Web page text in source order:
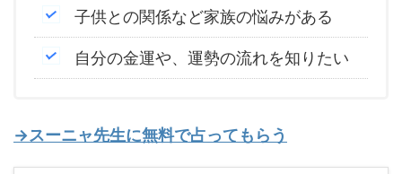
子供との関係など家族の悩みがある
自分の金運や、運勢の流れを知りたい
→スーニャ先生に無料で占ってもらう